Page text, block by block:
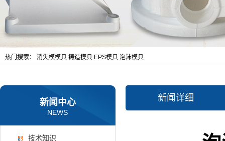
热门搜索： 消失模模具 铸造模具 EPS模具 泡沫模具
新闻中心
NEWS
技术知识
新闻详细